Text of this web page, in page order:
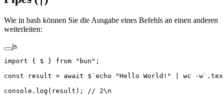
Wie in bash können Sie die Ausgabe eines Befehls an einen anderen
weiterleiten:
js
import { $ } from "bun" ;
const result = await $ `echo "Hello World!" | wc -w` .
console. log (result); // 2\n